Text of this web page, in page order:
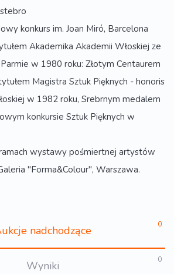
konkurs im. Joan Miró, Barcelona
Akademika Akademii Włoskiej ze
w 1980 roku: Złotym Centaurem
Magistra Sztuk Pięknych - honoris
w 1982 roku, Srebrnym medalem
konkursie Sztuk Pięknych w
wystawy pośmiertnej artystów
"Forma&Colour", Warszawa.
nadchodzące 0
Wyniki 0